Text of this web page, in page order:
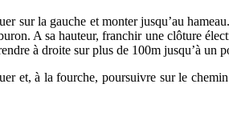
la gauche et monter jusqu’au
A sa hauteur, franchir une clôture
à droite sur plus de 100m jusqu’à un
et, à la fourche, poursuivre sur le